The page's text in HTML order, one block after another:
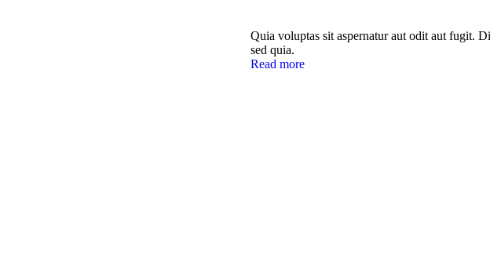
Quia voluptas sit aspernatur aut odit aut fugit.
sed quia.
Read more